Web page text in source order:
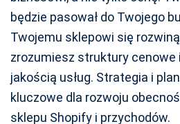
będzie pasował do Twojego
Twojemu sklepowi się
zrozumiesz struktury cenowe
jakością usług. Strategia i
kluczowe dla rozwoju
sklepu Shopify i przychodów.